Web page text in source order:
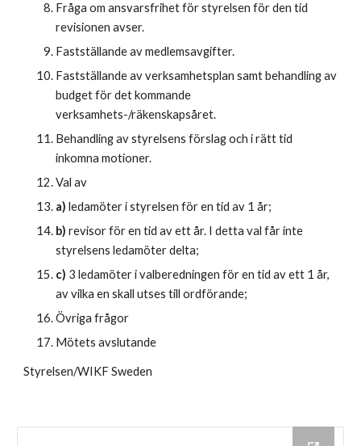
Fråga om ansvarsfrihet för styrelsen för den tid
revisionen avser.
Fastställande av medlemsavgifter.
Fastställande av verksamhetsplan samt behandling av
budget för det kommande
verksamhets-/räkenskapsåret.
Behandling av styrelsens förslag och i rätt tid
inkomna motioner.
Val av
a) ledamöter i styrelsen för en tid av 1 år;
b) revisor för en tid av ett år. I detta val får inte
styrelsens ledamöter delta;
c) 3 ledamöter i valberedningen för en tid av ett 1 år,
av vilka en skall utses till ordförande;
Övriga frågor
Mötets avslutande
Styrelsen/WIKF Sweden